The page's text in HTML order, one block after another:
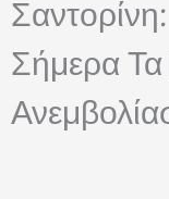
Σήμερα